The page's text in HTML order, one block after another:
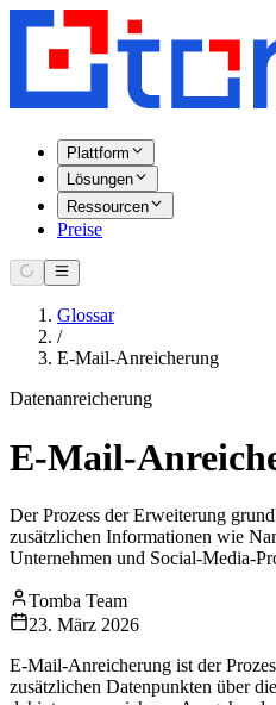
Plattform
Lösungen
Ressourcen
Preise
Glossar
/
E-Mail-Anreicherung
Datenanreicherung
E-Mail-
Der Prozess der Erweiterung
zusätzlichen Informationen wie
Unternehmen und Social-Media-
Tomba Team
23. März 2026
E-Mail-Anreicherung ist der
zusätzlichen Datenpunkten über